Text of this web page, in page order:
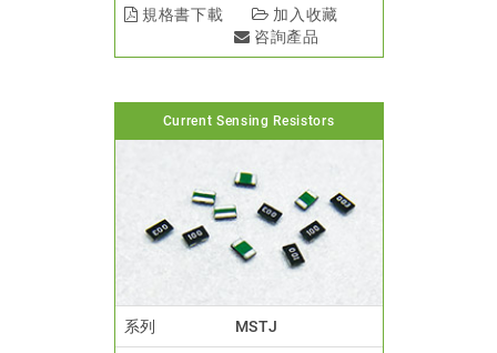
規格書下載
加入收藏
咨詢產品
Current Sensing Resistors
系列 MSTJ